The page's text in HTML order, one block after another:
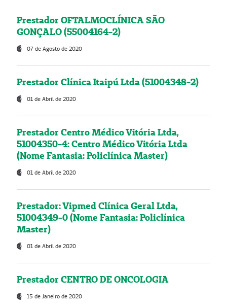
Prestador OFTALMOCLÍNICA SÃO
GONÇALO (55004164-2)
07 de Agosto de 2020
Prestador Clínica Itaipú Ltda (51004348-2)
01 de Abril de 2020
Prestador Centro Médico Vitória Ltda,
51004350-4: Centro Médico Vitória Ltda
(Nome Fantasia: Policlínica Master)
01 de Abril de 2020
Prestador: Vipmed Clínica Geral Ltda,
51004349-0 (Nome Fantasia: Policlínica
Master)
01 de Abril de 2020
Prestador CENTRO DE ONCOLOGIA
15 de Janeiro de 2020